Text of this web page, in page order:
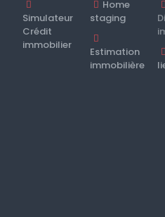
Simulateur
Crédit
immobilier
Home
staging
Estimation
immobilière